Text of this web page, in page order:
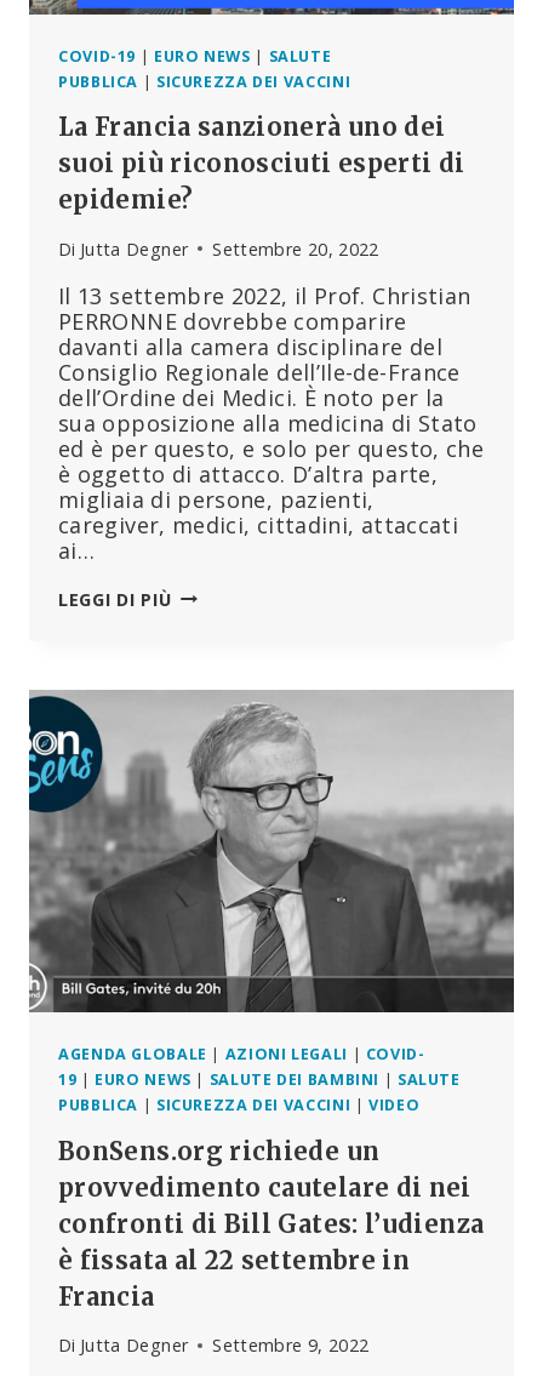
COVID-19 | EURO NEWS | SALUTE
PUBBLICA | SICUREZZA DEI VACCINI
La Francia sanzionerà uno dei
suoi più riconosciuti esperti di
epidemie?
Di Jutta Degner Settembre 20, 2022
Il 13 settembre 2022, il Prof. Christian
PERRONNE dovrebbe comparire
davanti alla camera disciplinare del
Consiglio Regionale dell’Ile-de-France
dell’Ordine dei Medici. È noto per la
sua opposizione alla medicina di Stato
ed è per questo, e solo per questo, che
è oggetto di attacco. D’altra parte,
migliaia di persone, pazienti,
caregiver, medici, cittadini, attaccati
ai…
LEGGI DI PIÙLA
SUOI
PIÙ
RICONOSCIUTI
ESPERTI
EPIDEMIE?
AGENDA GLOBALE | AZIONI LEGALI | COVID-
19 | EURO NEWS | SALUTE DEI BAMBINI | SALUTE
PUBBLICA | SICUREZZA DEI VACCINI |VIDEO
BonSens.org richiede un
provvedimento cautelare di nei
confronti di Bill Gates: l’udienza
è fissata al 22 settembre in
Francia
Di Jutta Degner Settembre 9, 2022